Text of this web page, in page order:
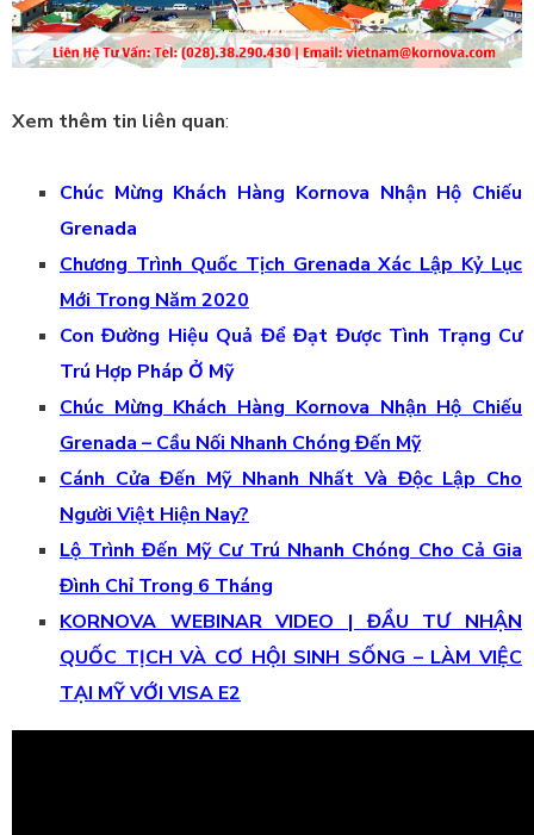
Xem thêm tin liên quan:
Chúc Mừng Khách Hàng Kornova Nhận Hộ Chiếu
Grenada
Chương Trình Quốc Tịch Grenada Xác Lập Kỷ Lục
Mới Trong Năm 2020
Con Đường Hiệu Quả Để Đạt Được Tình Trạng Cư
Trú Hợp Pháp Ở Mỹ
Chúc Mừng Khách Hàng Kornova Nhận Hộ Chiếu
Grenada – Cầu Nối Nhanh Chóng Đến Mỹ
Cánh Cửa Đến Mỹ Nhanh Nhất Và Độc Lập Cho
Người Việt Hiện Nay?
Lộ Trình Đến Mỹ Cư Trú Nhanh Chóng Cho Cả Gia
Đình Chỉ Trong 6 Tháng
KORNOVA WEBINAR VIDEO | ĐẦU TƯ NHẬN
QUỐC TỊCH VÀ CƠ HỘI SINH SỐNG – LÀM VIỆC
TẠI MỸ VỚI VISA E2